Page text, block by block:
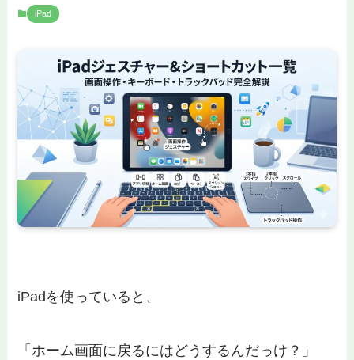
iPad
iPadを使っていると、
「ホーム画面に戻るにはどうするんだっけ？」